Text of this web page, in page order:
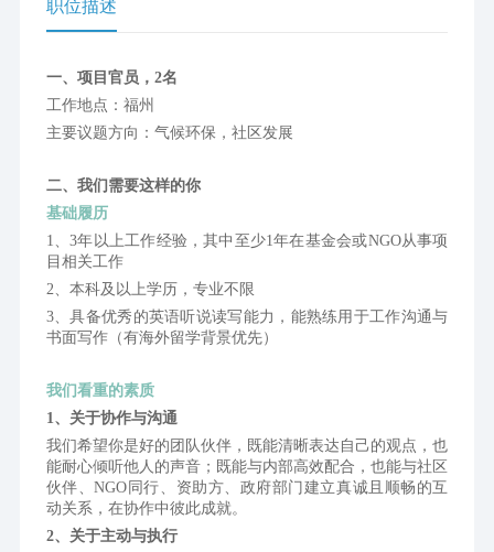
职位描述
一、项目官员，2名
工作地点：福州
主要议题方向：气候环保，社区发展
二、我们需要这样的你
基础履历
1、3年以上工作经验，其中至少1年在基金会或NGO从事项
目相关工作
2、本科及以上学历，专业不限
3、具备优秀的英语听说读写能力，能熟练用于工作沟通与
书面写作（有海外留学背景优先）
我们看重的素质
1、关于协作与沟通
我们希望你是好的团队伙伴，既能清晰表达自己的观点，也
能耐心倾听他人的声音；既能与内部高效配合，也能与社区
伙伴、NGO同行、资助方、政府部门建立真诚且顺畅的互
动关系，在协作中彼此成就。
2、关于主动与执行